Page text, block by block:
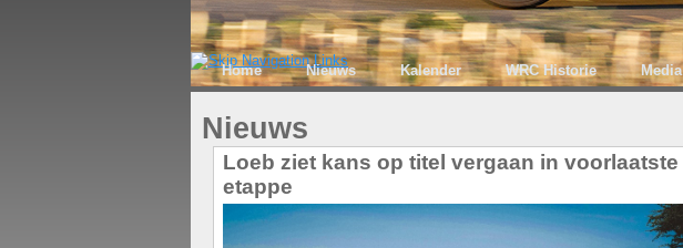
Home Nieuws Kalender WRC Historie Media
Nieuws
Loeb ziet kans op titel vergaan in voorlaatste
etappe